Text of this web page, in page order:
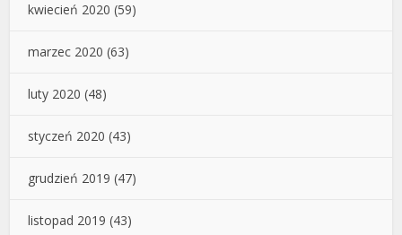
kwiecień 2020 (59)
marzec 2020 (63)
luty 2020 (48)
styczeń 2020 (43)
grudzień 2019 (47)
listopad 2019 (43)